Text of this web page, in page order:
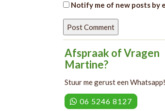
Notify me of new posts by
Afspraak of Vragen
Martine?
Stuur me gerust een Whatsapp!
06 5246 8127